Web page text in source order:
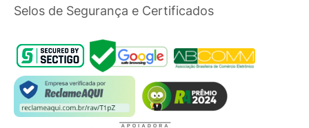
Selos de Segurança e Certificados